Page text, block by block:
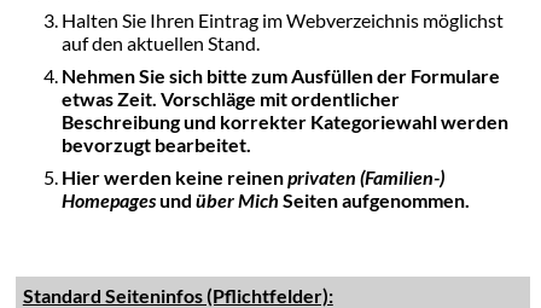
Halten Sie Ihren Eintrag im Webverzeichnis möglichst
auf den aktuellen Stand.
Nehmen Sie sich bitte zum Ausfüllen der Formulare
etwas Zeit. Vorschläge mit ordentlicher
Beschreibung und korrekter Kategoriewahl werden
bevorzugt bearbeitet.
Hier werden keine reinenprivaten (Familien-)
Homepagesund über Mich Seiten aufgenommen.
Standard Seiteninfos (Pflichtfelder):